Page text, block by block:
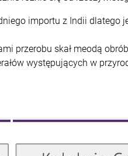
importu z Indii dlatego
przerobu skał meodą
występujących w